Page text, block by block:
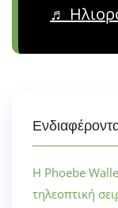
♬
Η Phoebe
τηλεοπτική